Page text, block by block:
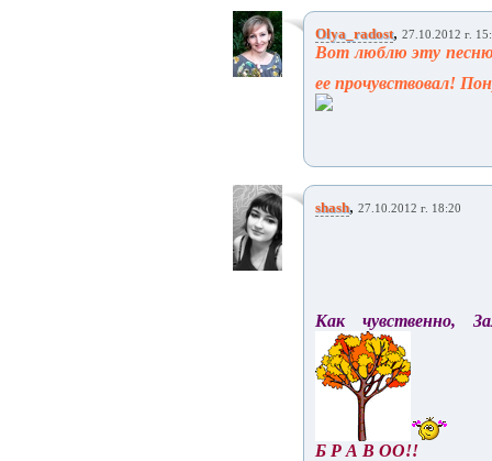
Olya_radost, 27.10.2012 г.
Вот люблю эту
ее прочувствовал!
shash, 27.10.2012 г. 18:20
Как чувственно,
Б Р А В ОО!!